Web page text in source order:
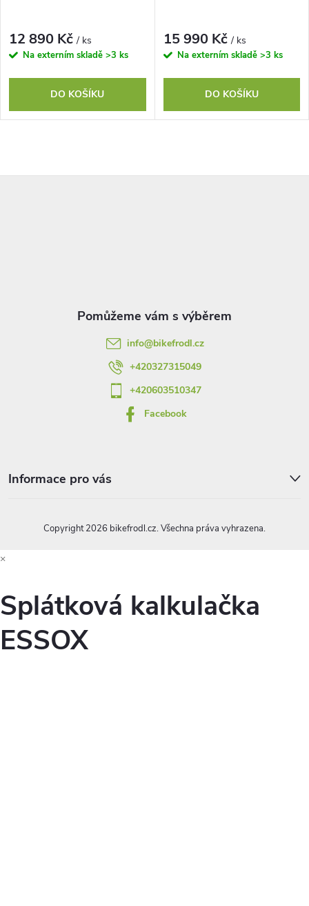
12 890 Kč/ ks
Na externím skladě >3 ks
DO KOŠÍKU
15 990 Kč/ ks
Na externím skladě >3 ks
DO KOŠÍKU
y
i
s
u
info@bikefrodl.cz
+420327315049
+420603510347
Facebook
Informace pro vás
Copyright 2026 bikefrodl.cz. Všechna práva vyhrazena.
×
Splátková kalkulačka
ESSOX